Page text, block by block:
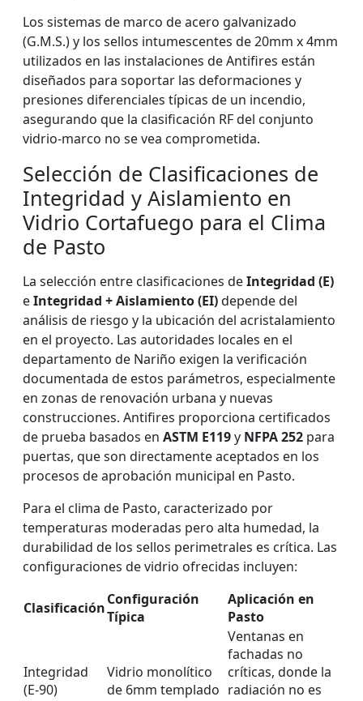
Los sistemas de marco de acero galvanizado
(G.M.S.) y los sellos intumescentes de 20mm x 4mm
utilizados en las instalaciones de Antifires están
diseñados para soportar las deformaciones y
presiones diferenciales típicas de un incendio,
asegurando que la clasificación RF del conjunto
vidrio-marco no se vea comprometida.
Selección de Clasificaciones de
Integridad y Aislamiento en
Vidrio Cortafuego para el Clima
de Pasto
La selección entre clasificaciones deIntegridad (E)
eIntegridad + Aislamiento (EI)depende del
análisis de riesgo y la ubicación del acristalamiento
en el proyecto. Las autoridades locales en el
departamento de Nariño exigen la verificación
documentada de estos parámetros, especialmente
en zonas de renovación urbana y nuevas
construcciones. Antifires proporciona certificados
de prueba basados en ASTM E119y NFPA 252 para
puertas, que son directamente aceptados en los
procesos de aprobación municipal en Pasto.
Para el clima de Pasto, caracterizado por
temperaturas moderadas pero alta humedad, la
durabilidad de los sellos perimetrales es crítica. Las
configuraciones de vidrio ofrecidas incluyen:
ClasificaciónConfiguración
Típica
Aplicación en
Pasto
Integridad
(E-90)
Vidrio monolítico
de 6mm templado
Ventanas en
fachadas no
críticas, donde la
radiación no es